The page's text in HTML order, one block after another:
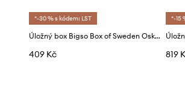
*-30 % s kódem: LST
Úložný box Bigso Box of Sweden Oskar A4 26 x 35 x 8,5 cm
409 Kč
*-15
819